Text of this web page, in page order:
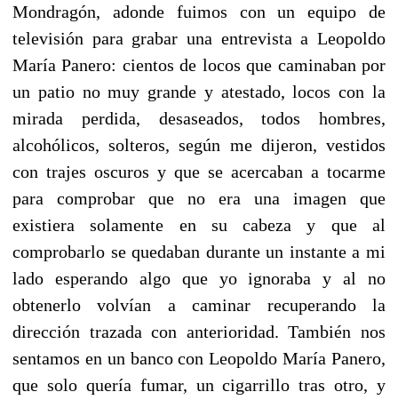
Mondragón, adonde fuimos con un equipo de
televisión para grabar una entrevista a Leopoldo
María Panero: cientos de locos que caminaban por
un patio no muy grande y atestado, locos con la
mirada perdida, desaseados, todos hombres,
alcohólicos, solteros, según me dijeron, vestidos
con trajes oscuros y que se acercaban a tocarme
para comprobar que no era una imagen que
existiera solamente en su cabeza y que al
comprobarlo se quedaban durante un instante a mi
lado esperando algo que yo ignoraba y al no
obtenerlo volvían a caminar recuperando la
dirección trazada con anterioridad. También nos
sentamos en un banco con Leopoldo María Panero,
que solo quería fumar, un cigarrillo tras otro, y